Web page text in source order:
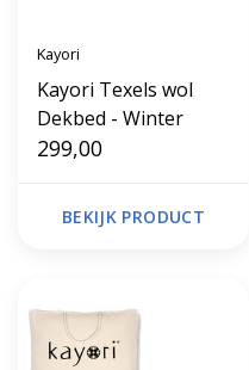
Kayori
Kayori Texels wol
Dekbed - Winter
299,00
BEKIJK PRODUCT